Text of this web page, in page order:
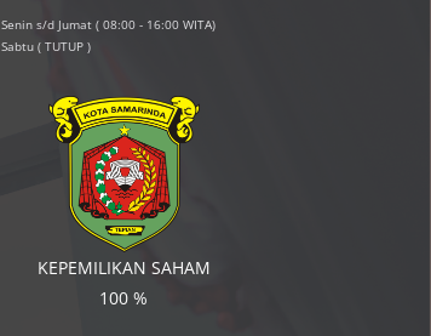
Senin s/d Jumat ( 08:00 - 16:00 WITA)
Sabtu ( TUTUP )
KEPEMILIKAN SAHAM
100 %